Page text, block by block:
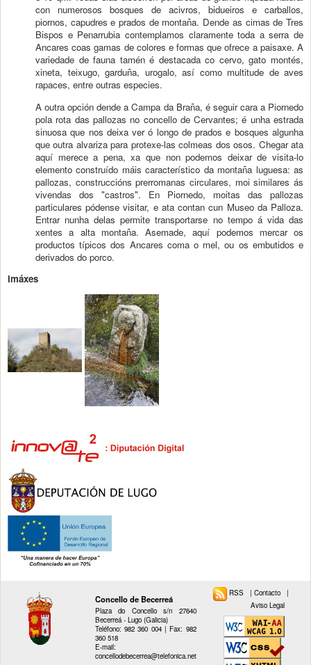
con numerosos bosques de acivros, bidueiros e carballos,
piornos, capudres e prados de montaña. Dende as cimas de Tres
Bispos e Penarrubia contemplamos claramente toda a serra de
Ancares coas gamas de colores e formas que ofrece a paisaxe. A
variedade de fauna tamén é destacada co cervo, gato montés,
xineta, teixugo, garduña, urogalo, así como multitude de aves
rapaces, entre outras especies.
A outra opción dende a Campa da Braña, é seguir cara a Piornedo
pola rota das pallozas no concello de Cervantes; é unha estrada
sinuosa que nos deixa ver ó longo de prados e bosques algunha
que outra alvariza para protexe-las colmeas dos osos. Chegar ata
aquí merece a pena, xa que non podemos deixar de visita-lo
elemento construído máis característico da montaña luguesa: as
pallozas, construccións prerromanas circulares, moi similares ás
vivendas dos "castros". En Piornedo, moitas das pallozas
particulares pódense visitar, e ata contan cun Museo da Palloza.
Entrar nunha delas permite transportarse no tempo á vida das
xentes a alta montaña. Asemade, aquí podemos mercar os
productos típicos dos Ancares coma o mel, ou os embutidos e
derivados do porco.
Imáxes
Concello de Becerreá
Plaza do Concello s/n 27640
Becerreá - Lugo (Galicia)
Teléfono: 982 360 004 | Fax: 982
360 518
E-mail:
concellodebecerrea@telefonica.net
RSS |Contacto
|
Aviso Legal